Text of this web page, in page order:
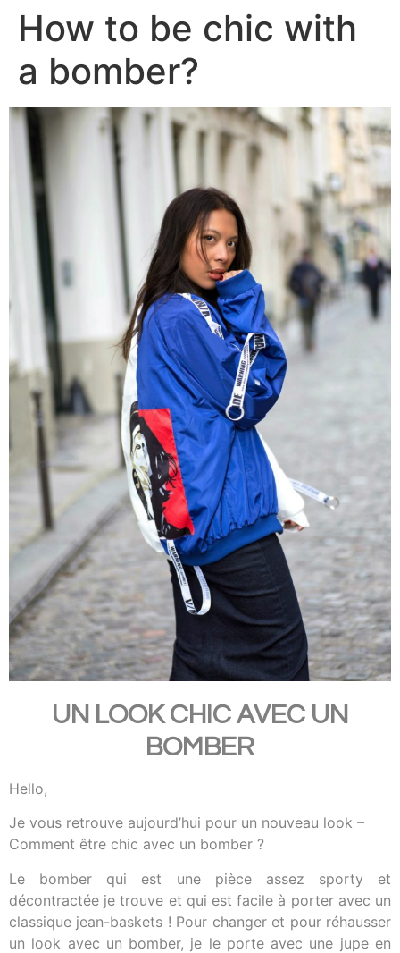
How to be chic with
a bomber?
UN LOOK CHIC AVEC UN
BOMBER
Hello,
Je vous retrouve aujourd’hui pour un nouveau look –
Comment être chic avec un bomber ?
Le bomber qui est une pièce assez sporty et
décontractée je trouve et qui est facile à porter avec un
classique jean-baskets ! Pour changer et pour réhausser
un look avec un bomber, je le porte avec une jupe en